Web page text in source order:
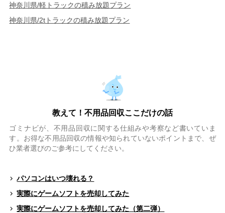
神奈川県/軽トラックの積み放題プラン
神奈川県/2tトラックの積み放題プラン
教えて！不用品回収ここだけの話
ゴミナビが、不用品回収に関する仕組みや考察など書いていま
す。お得な不用品回収の情報や知られていないポイントまで、ぜ
ひ業者選びのご参考にしてください。
パソコンはいつ壊れる？
実際にゲームソフトを売却してみた
実際にゲームソフトを売却してみた（第二弾）